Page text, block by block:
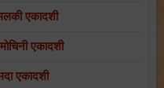
एकादशी
एकादशी
एकादशी